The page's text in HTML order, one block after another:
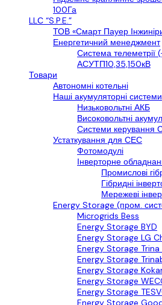
100Га
LLС “S.P.E.”
ТОВ «Смарт Пауер
Енергетичний менеджмент
Система телеметрії
АСУТП10,35,150кВ
Товари
Автономні котельні
Наші акумуляторні системи
Низьковольтні АКБ
Високовольтні
Системи керування
Устаткування для СЕС
Фотомодулі
Інверторне
Промислові
Гібридні
Мережеві
Energy Storage (пром.
Microgrids Bess
Energy Storage BYD
Energy Storage LG
Energy Storage Trina
Energy Storage
Energy Storage
Energy Storage
Energy Storage
Energy Storage